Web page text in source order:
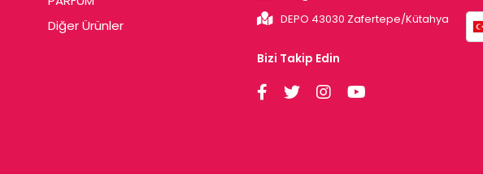
Diğer Ürünler
DEPO 43030 Zafertepe/Kütahya
Bizi Takip Edin